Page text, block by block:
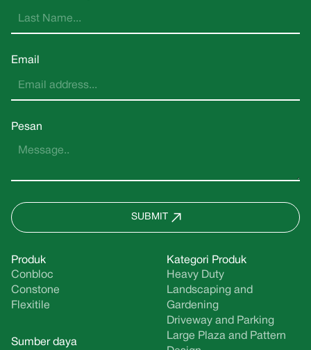
Email
Pesan
SUBMIT
Produk
Conbloc
Constone
Flexitile
Kategori Produk
Heavy Duty
Landscaping and
Gardening
Driveway and Parking
Large Plaza and Pattern
Sumber daya